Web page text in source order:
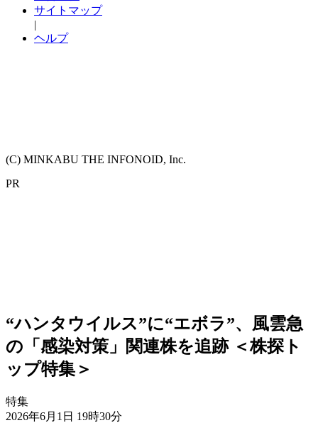
サイトマップ
|
ヘルプ
(C) MINKABU THE INFONOID, Inc.
PR
“ハンタウイルス”に“エボラ”、風雲急
の「感染対策」関連株を追跡 ＜株探ト
ップ特集＞
特集
2026年6月1日 19時30分